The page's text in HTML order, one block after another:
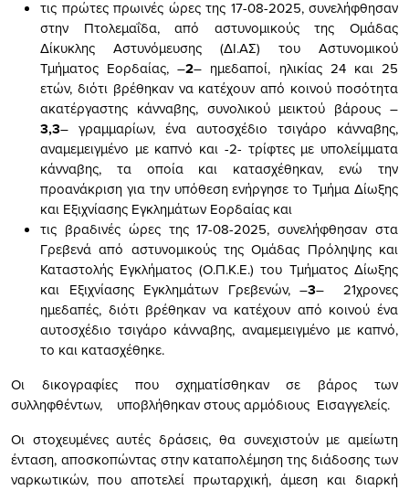
τις πρώτες πρωινές ώρες της 17-08-2025, συνελήφθησαν
στην Πτολεμαΐδα, από αστυνομικούς της Ομάδας
Δίκυκλης Αστυνόμευσης (ΔΙ.ΑΣ) του Αστυνομικού
Τμήματος Εορδαίας, –2– ημεδαποί, ηλικίας 24 και 25
ετών, διότι βρέθηκαν να κατέχουν από κοινού ποσότητα
ακατέργαστης κάνναβης, συνολικού μεικτού βάρους –
3,3– γραμμαρίων, ένα αυτοσχέδιο τσιγάρο κάνναβης,
αναμεμειγμένο με καπνό και -2- τρίφτες με υπολείμματα
κάνναβης, τα οποία και κατασχέθηκαν, ενώ την
προανάκριση για την υπόθεση ενήργησε το Τμήμα Δίωξης
και Εξιχνίασης Εγκλημάτων Εορδαίας και
τις βραδινές ώρες της 17-08-2025, συνελήφθησαν στα
Γρεβενά από αστυνομικούς της Ομάδας Πρόληψης και
Καταστολής Εγκλήματος (Ο.Π.Κ.Ε.) του Τμήματος Δίωξης
και Εξιχνίασης Εγκλημάτων Γρεβενών, –3– 21χρονες
ημεδαπές, διότι βρέθηκαν να κατέχουν από κοινού ένα
αυτοσχέδιο τσιγάρο κάνναβης, αναμεμειγμένο με καπνό,
το και κατασχέθηκε.
Οι δικογραφίες που σχηματίσθηκαν σε βάρος των
συλληφθέντων, υποβλήθηκαν στους αρμόδιους Εισαγγελείς.
Οι στοχευμένες αυτές δράσεις, θα συνεχιστούν με αμείωτη
ένταση, αποσκοπώντας στην καταπολέμηση της διάδοσης των
ναρκωτικών, που αποτελεί πρωταρχική, άμεση και διαρκή